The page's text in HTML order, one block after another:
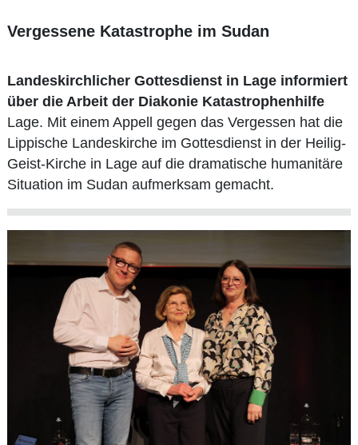
Vergessene Katastrophe im Sudan
Landeskirchlicher Gottesdienst in Lage informiert
über die Arbeit der Diakonie Katastrophenhilfe
Lage. Mit einem Appell gegen das Vergessen hat die
Lippische Landeskirche im Gottesdienst in der Heilig-
Geist-Kirche in Lage auf die dramatische humanitäre
Situation im Sudan aufmerksam gemacht.